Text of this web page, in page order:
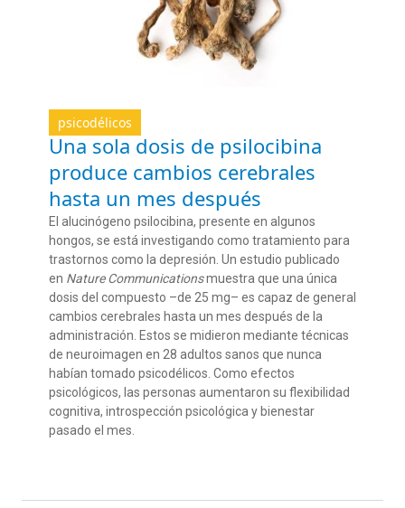
psicodélicos
Una sola dosis de psilocibina
produce cambios cerebrales
hasta un mes después
El alucinógeno psilocibina, presente en algunos
hongos, se está investigando como tratamiento para
trastornos como la depresión Un estudio publicado
en Nature Communicationsmuestra que una única
dosis del compuesto –de 25 mg– es capaz de general
cambios cerebrales hasta un mes después de la
administración. Estos se midieron mediante técnicas
de neuroimagen en 28 adultos sanos que nunca
habían tomado psicodélicos. Como efectos
psicológicos, las personas aumentaron su flexibilidad
cognitiva, introspección psicológica y bienestar
pasado el mes.